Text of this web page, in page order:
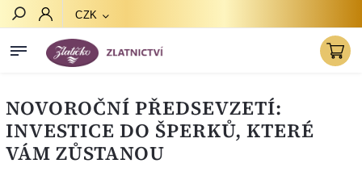
CZK
NOVOROČNÍ PŘEDSEVZETÍ:
INVESTICE DO ŠPERKŮ, KTERÉ
VÁM ZŮSTANOU